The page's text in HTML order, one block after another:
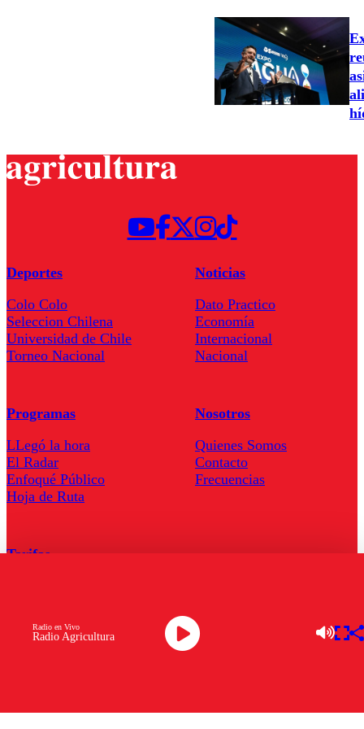
Radio Agricultura
Radio en Vivo
Deportes
Colo Colo
Seleccion Chilena
Universidad de Chile
Torneo Nacional
Noticias
Dato Practico
Economía
Internacional
Nacional
Programas
LLegó la hora
El Radar
Enfoqué Público
Hoja de Ruta
Nosotros
Quienes Somos
Contacto
Frecuencias
Tarifas
Descarga la APP